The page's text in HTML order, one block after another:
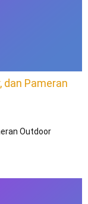
dan Pameran
Outdoor